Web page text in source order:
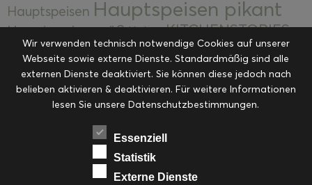
Hauptspeisen Hauptspeisen pikant
Hauptspeisen süßKekseKITCHENSTORIES
Kuchen, Torten & Desserts Kuchen und
Desserts Kulinarik Kulinarische Mitbringsel &
Eingemachtes Ohne Kategorie Ostern Resteküche
RezepteSaisonalSliderStartseite
Suppen, Salate & Vorspeisen
Vorspeisen, Salate & Suppen
Weihnachten Workshops & Events
Wir verwenden technisch notwendige Cookies auf unserer
Webseite sowie externe Dienste. Standardmäßig sind alle
externen Dienste deaktiviert. Sie können diese jedoch nach
belieben aktivieren & deaktivieren. Für weitere Informationen
lesen Sie unsere Datenschutzbestimmungen.
Essenziell
Statistik
Externe Dienste